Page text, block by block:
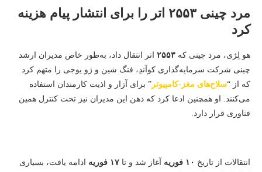
مرد چینی ۲۵۵۳ اتر را برای انتشار پیام هزینه
کرد
هو لِژی، مرد چینی که ۲۵۵۳ اتر انتقال داد، به‌طور خاص مدیران ارشد
چینی شرکت سرمایه‌گذاری کوآندِ، فنگ شین و ژو یوجی را متهم کرد
که از “سلاح‌های مغز-کامپیوتر ” برای آزار و اذیت کارمندان استفاده
می‌کنند. او همچنین ادعا کرد که ذهن این مدیران نیز تحت کنترل همین
فناوری قرار دارد.
انتقالات از تاریخ آغاز شد و تا
ادامه یافت، بسیاری